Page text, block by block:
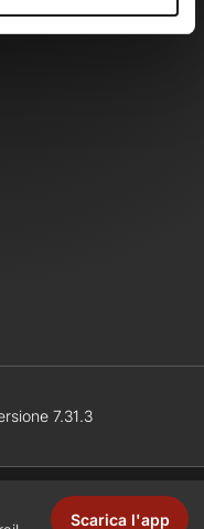
7.31.3
Scarica l'app